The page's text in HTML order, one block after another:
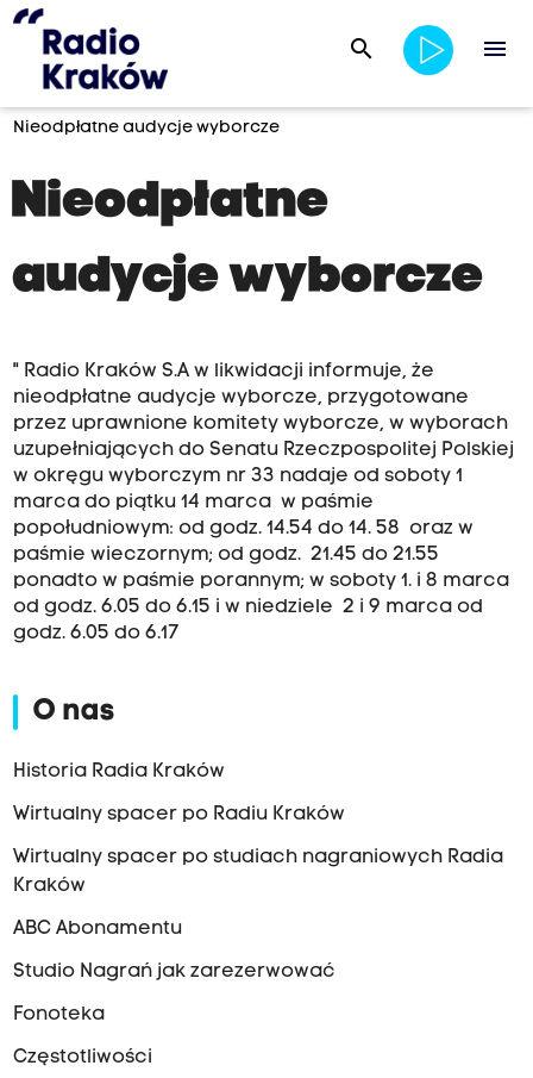
search menu
Nieodpłatne audycje wyborcze
Nieodpłatne
audycje wyborcze
" Radio Kraków S.A w likwidacji informuje, że
nieodpłatne audycje wyborcze, przygotowane
przez uprawnione komitety wyborcze, w wyborach
uzupełniających do Senatu Rzeczpospolitej Polskiej
w okręgu wyborczym nr 33 nadaje od soboty 1
marca do piątku 14 marca w paśmie
popołudniowym: od godz. 14.54 do 14. 58 oraz w
paśmie wieczornym; od godz. 21.45 do 21.55
ponadto w paśmie porannym; w soboty 1. i 8 marca
od godz. 6.05 do 6.15 i w niedziele 2 i 9 marca od
godz. 6.05 do 6.17
O nas
Historia Radia Kraków
Wirtualny spacer po Radiu Kraków
Wirtualny spacer po studiach nagraniowych Radia
Kraków
ABC Abonamentu
Studio Nagrań jak zarezerwować
Fonoteka
Częstotliwości